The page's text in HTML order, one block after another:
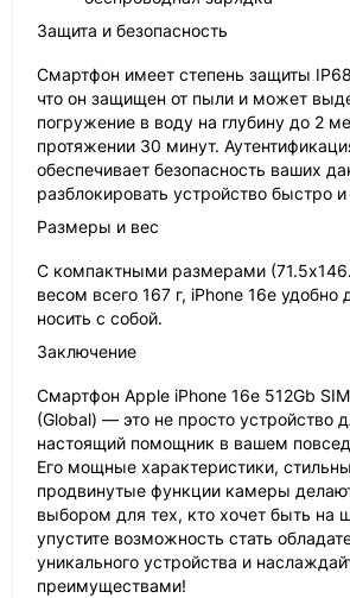
Защита и безопасность
Смартфон имеет степень защиты
что он защищен от пыли и может
погружение в воду на глубину до 2
протяжении 30 минут.
обеспечивает безопасность ваших
разблокировать устройство быстро и
Размеры и вес
С компактными размерами
весом всего 167 г, iPhone 16e
носить с собой.
Заключение
Смартфон Apple iPhone 16e 512Gb
(Global) — это не просто устройство
настоящий помощник в вашем
Его мощные характеристики,
продвинутые функции камеры
выбором для тех, кто хочет быть на
упустите возможность стать
уникального устройства и
преимуществами!